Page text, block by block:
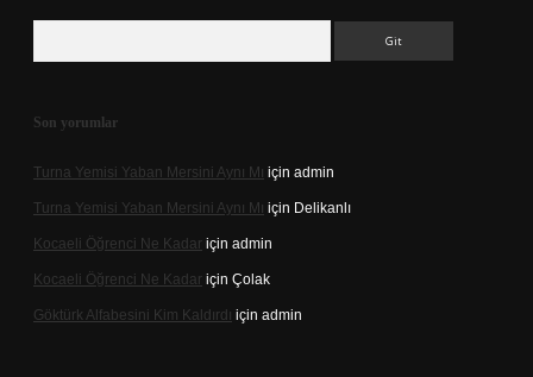
Son yorumlar
Turna Yemisi Yaban Mersini Aynı Mı için admin
Turna Yemisi Yaban Mersini Aynı Mı için Delikanlı
Kocaeli Öğrenci Ne Kadar için admin
Kocaeli Öğrenci Ne Kadar için Çolak
Göktürk Alfabesini Kim Kaldırdı için admin